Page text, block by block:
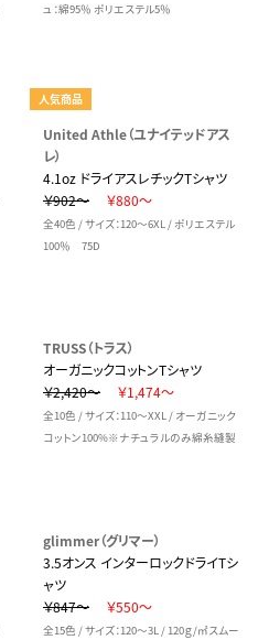
ュ：綿95％ ポリエステル5％
人気商品
United Athle（ユナイテッドアス
レ）
4.1oz ドライアスレチックTシャツ
￥902～
￥880～
全40色 / サイズ：120～6XL / ポリエステル
100％ 75D
TRUSS（トラス）
オーガニックコットンTシャツ
￥2,420～
￥1,474～
全10色 / サイズ：110～XXL / オーガニック
コットン100%※ナチュラルのみ綿糸縫製
glimmer（グリマー）
3.5オンス インターロックドライTシ
ャツ
￥847～
￥550～
全15色 / サイズ：120～3L / 120ｇ/㎡スムー